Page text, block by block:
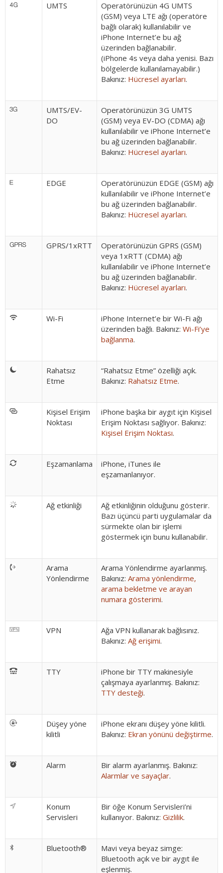
UMTS
Operatörünüzün 4G UMTS
(GSM) veya LTE ağı (operatöre
bağlı olarak) kullanılabilir ve
iPhone Internet’e bu ağ
üzerinden bağlanabilir.
(iPhone 4s veya daha yenisi. Bazı
bölgelerde kullanılamayabilir.)
Bakınız: Hücresel ayarları.
UMTS/EV-
DO
Operatörünüzün 3G UMTS
(GSM) veya EV-DO (CDMA) ağı
kullanılabilir ve iPhone Internet’e
bu ağ üzerinden bağlanabilir.
Bakınız: Hücresel ayarları.
EDGE
Operatörünüzün EDGE (GSM) ağı
kullanılabilir ve iPhone Internet’e
bu ağ üzerinden bağlanabilir.
Bakınız: Hücresel ayarları.
GPRS/1xRTT
Operatörünüzün GPRS (GSM)
veya 1xRTT (CDMA) ağı
kullanılabilir ve iPhone Internet’e
bu ağ üzerinden bağlanabilir.
Bakınız: Hücresel ayarları.
Wi-Fi
iPhone Internet’e bir Wi-Fi ağı
üzerinden bağlı. Bakınız: Wi-Fi’ye
bağlanma.
Rahatsız
Etme
“Rahatsız Etme” özelliği açık.
Bakınız: Rahatsız Etme.
Kişisel Erişim
Noktası
iPhone başka bir aygıt için Kişisel
Erişim Noktası sağlıyor. Bakınız:
Kişisel Erişim Noktası.
Eşzamanlama
iPhone, iTunes ile
eşzamanlanıyor.
Ağ etkinliği
Ağ etkinliğinin olduğunu gösterir.
Bazı üçüncü parti uygulamalar da
sürmekte olan bir işlemi
göstermek için bunu kullanabilir.
Arama
Yönlendirme
Arama Yönlendirme ayarlanmış.
Bakınız: Arama yönlendirme,
arama bekletme ve arayan
numara gösterimi.
VPN
Ağa VPN kullanarak bağlısınız.
Bakınız: Ağ erişimi.
TTY
iPhone bir TTY makinesiyle
çalışmaya ayarlanmış. Bakınız:
TTY desteği.
Düşey yöne
kilitli
iPhone ekranı düşey yöne kilitli.
Bakınız: Ekran yönünü değiştirme.
Alarm
Bir alarm ayarlanmış. Bakınız:
Alarmlar ve sayaçlar.
Konum
Servisleri
Bir öğe Konum Servisleri’ni
kullanıyor. Bakınız: Gizlilik.
Bluetooth®
Mavi veya beyaz simge:
Bluetooth açık ve bir aygıt ile
eşlenmiş.